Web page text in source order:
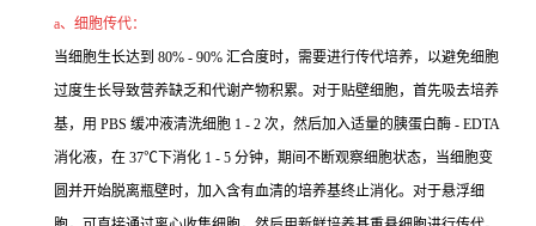
a、细胞传代：
当细胞生长达到 80% - 90% 汇合度时，需要进行传代培养，以避免细胞
过度生长导致营养缺乏和代谢产物积累。对于贴壁细胞，首先吸去培养
基，用 PBS 缓冲液清洗细胞 1 - 2 次，然后加入适量的胰蛋白酶 - EDTA
消化液，在 37℃下消化 1 - 5 分钟，期间不断观察细胞状态，当细胞变
圆并开始脱离瓶壁时，加入含有血清的培养基终止消化。对于悬浮细